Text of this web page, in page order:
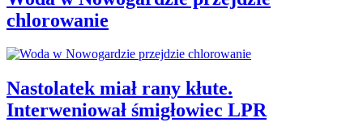
chlorowanie
Nastolatek miał rany kłute.
Interweniował śmigłowiec LPR